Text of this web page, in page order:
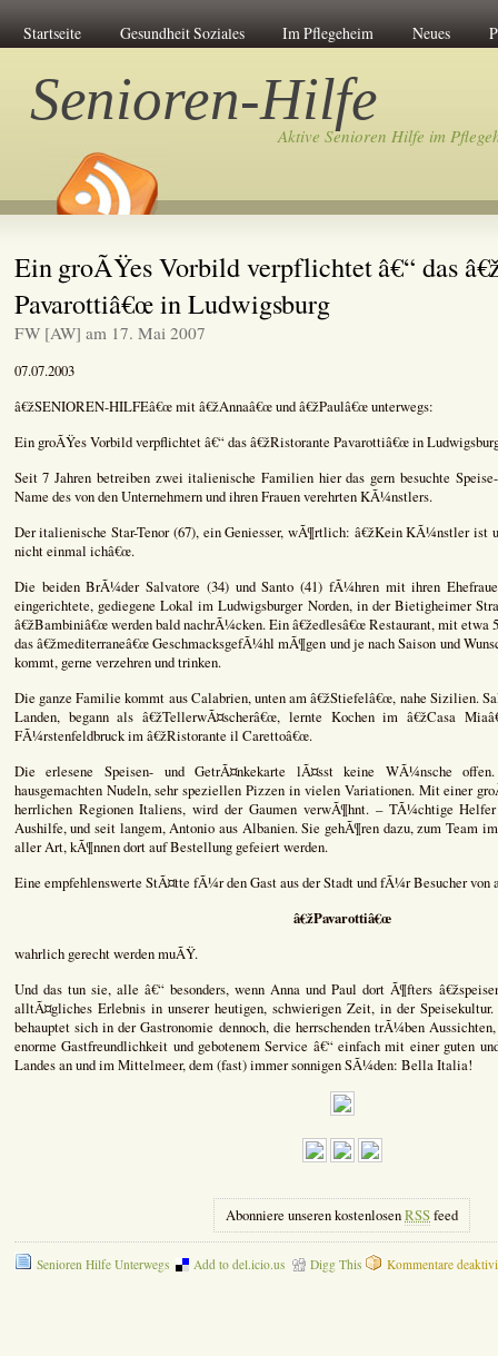
Startseite Gesundheit Soziales Im Pflegeheim Neues
Senioren-Hilfe
Aktive Senioren Hilfe im
Ein groÃŸes Vorbild verpflichtet â€“ das
Pavarottiâ€œ in Ludwigsburg
FW [AW] am 17. Mai 2007
07.07.2003
â€žSENIOREN-HILFEâ€œ mit â€žAnnaâ€œ und â€žPaulâ€œ unterwegs:
Ein groÃŸes Vorbild verpflichtet â€“ das â€žRistorante Pavarottiâ€œ in
Seit 7 Jahren betreiben zwei italienische Familien hier das gern besuchte
Name des von den Unternehmern und ihren Frauen verehrten KÃ¼nstlers.
Der italienische Star-Tenor (67), ein Geniesser, wÃ¶rtlich: â€žKein KÃ¼nstler ist
nicht einmal ichâ€œ.
Die beiden BrÃ¼der Salvatore (34) und Santo (41) fÃ¼hren mit ihren
eingerichtete, gediegene Lokal im Ludwigsburger Norden, in der Bietigheimer
â€žBambiniâ€œ werden bald nachrÃ¼cken. Ein â€žedlesâ€œ Restaurant, mit
das â€žmediterraneâ€œ GeschmacksgefÃ¼hl mÃ¶gen und je nach Saison und
kommt, gerne verzehren und trinken.
Die ganze Familie kommt aus Calabrien, unten am â€žStiefelâ€œ, nahe Sizilien.
Landen, begann als â€žTellerwÃ¤scherâ€œ, lernte Kochen im â€žCasa
FÃ¼rstenfeldbruck im â€žRistorante il Carettoâ€œ.
Die erlesene Speisen- und GetrÃ¤nkekarte lÃ¤sst keine WÃ¼nsche
hausgemachten Nudeln, sehr speziellen Pizzen in vielen Variationen. Mit einer
herrlichen Regionen Italiens, wird der Gaumen verwÃ¶hnt. – TÃ¼chtige
Aushilfe, und seit langem, Antonio aus Albanien. Sie gehÃ¶ren dazu, zum Team
aller Art, kÃ¶nnen dort auf Bestellung gefeiert werden.
Eine empfehlenswerte StÃ¤tte fÃ¼r den Gast aus der Stadt und fÃ¼r Besucher von
â€žPavarottiâ€œ
wahrlich gerecht werden muÃŸ.
Und das tun sie, alle â€“ besonders, wenn Anna und Paul dort Ã¶fters
alltÃ¤gliches Erlebnis in unserer heutigen, schwierigen Zeit, in der
behauptet sich in der Gastronomie dennoch, die herrschenden trÃ¼ben
enorme Gastfreundlichkeit und gebotenem Service â€“ einfach mit einer guten
Landes an und im Mittelmeer, dem (fast) immer sonnigen SÃ¼den: Bella Italia!
Abonniere unseren kostenlosenRSSfeed
Senioren Hilfe Unterwegs Add to del.icio.us Digg This Kommentare